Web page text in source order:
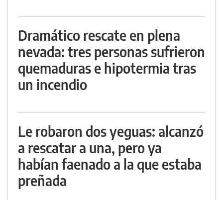
Dramático rescate en plena
nevada: tres personas sufrieron
quemaduras e hipotermia tras
un incendio
Le robaron dos yeguas: alcanzó
a rescatar a una, pero ya
habían faenado a la que estaba
preñada